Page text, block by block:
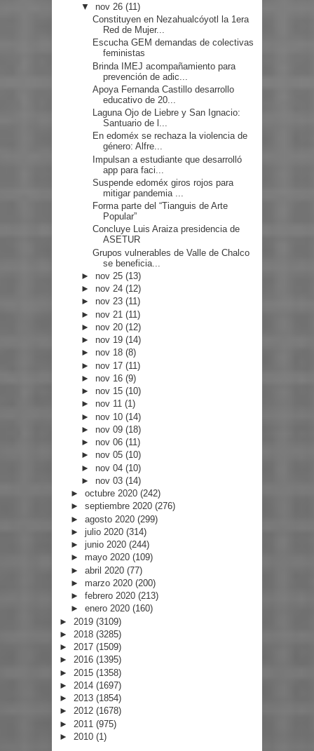
▼ nov 26(11)
Constituyen en Nezahualcóyotl la 1era
Red de Mujer...
Escucha GEM demandas de colectivas
feministas
Brinda IMEJ acompañamiento para
prevención de adic...
Apoya Fernanda Castillo desarrollo
educativo de 20...
Laguna Ojo de Liebre y San Ignacio:
Santuario de l...
En edoméx se rechaza la violencia de
género: Alfre...
Impulsan a estudiante que desarrolló
app para faci...
Suspende edoméx giros rojos para
mitigar pandemia ...
Forma parte del “Tianguis de Arte
Popular”
Concluye Luis Araiza presidencia de
ASETUR
Grupos vulnerables de Valle de Chalco
se beneficia...
► nov 25(13)
► nov 24(12)
► nov 23(11)
► nov 21(11)
► nov 20(12)
► nov 19(14)
► nov 18(8)
► nov 17(11)
► nov 16(9)
► nov 15(10)
► nov 11(1)
► nov 10(14)
► nov 09(18)
► nov 06(11)
► nov 05(10)
► nov 04(10)
► nov 03(14)
► octubre 2020 (242)
► septiembre 2020 (276)
► agosto 2020 (299)
► julio 2020 (314)
► junio 2020 (244)
► mayo 2020 (109)
► abril 2020 (77)
► marzo 2020 (200)
► febrero 2020 (213)
► enero 2020 (160)
► 2019 (3109)
► 2018 (3285)
► 2017 (1509)
► 2016 (1395)
► 2015 (1358)
► 2014 (1697)
► 2013 (1854)
► 2012 (1678)
► 2011 (975)
► 2010 (1)